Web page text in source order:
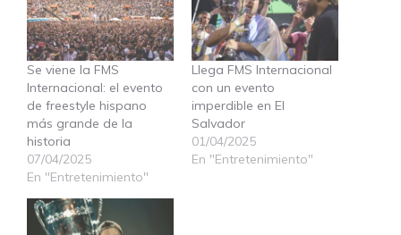
Se viene la FMS
Internacional: el evento
de freestyle hispano
más grande de la
historia
07/04/2025
En "Entretenimiento"
Llega FMS Internacional
con un evento
imperdible en El
Salvador
01/04/2025
En "Entretenimiento"